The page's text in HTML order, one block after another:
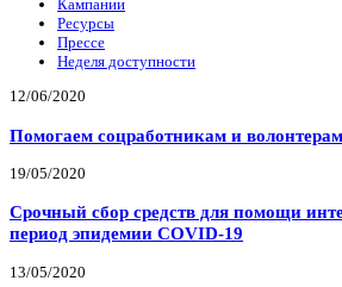
Кампании
Ресурсы
Прессе
Неделя доступности
12/06/2020
Помогаем соцработникам и
19/05/2020
Срочный сбор средств для помощи
период эпидемии COVID-19
13/05/2020